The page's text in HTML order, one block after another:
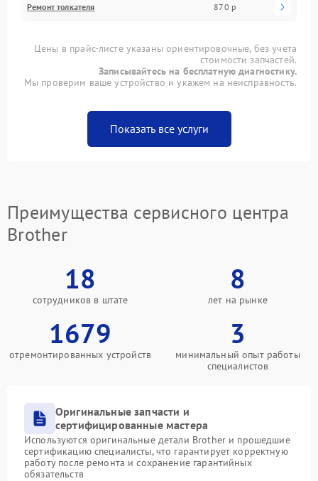
Ремонт толкателя 870 р
Цены в прайс-листе указаны ориентировочные, без учета
стоимости запчастей.
Записывайтесь на бесплатную диагностику.
Мы проверим ваше устройство и укажем на неисправность.
Показать все услуги
Преимущества сервисного центра
Brother
18
сотрудников в штате
8
лет на рынке
1679
отремонтированных устройств
3
минимальный опыт работы
специалистов
Оригинальные запчасти и
сертифицированные мастера
Используются оригинальные детали Brother и прошедшие
сертификацию специалисты, что гарантирует корректную
работу после ремонта и сохранение гарантийных
обязательств